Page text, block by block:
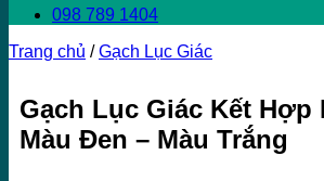
098 789 1404
Trang chủ / Gạch Lục Giác
Gạch Lục Giác Kết Hợp
Màu Đen – Màu Trắng